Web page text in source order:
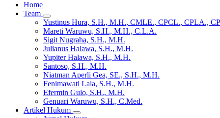
Home
Team
Yustinus Hura, S.H., M.H., CMLE., CPCL., CPLA.,
Mareti Waruwu, S.H., M.H., C.L.A.
Sigit Nugraha, S.H., M.H.
Julianus Halawa, S.H., M.H.
Yupiter Halawa, S.H., M.H.
Santoso, S.H., M.H.
Niatman Aperli Gea, SE., S.H., M.H.
Fenimawati Laia, S.H., M.H.
Efermin Gulo, S.H., M.H.
Genuari Waruwu, S.H., C.Med.
Artikel Hukum